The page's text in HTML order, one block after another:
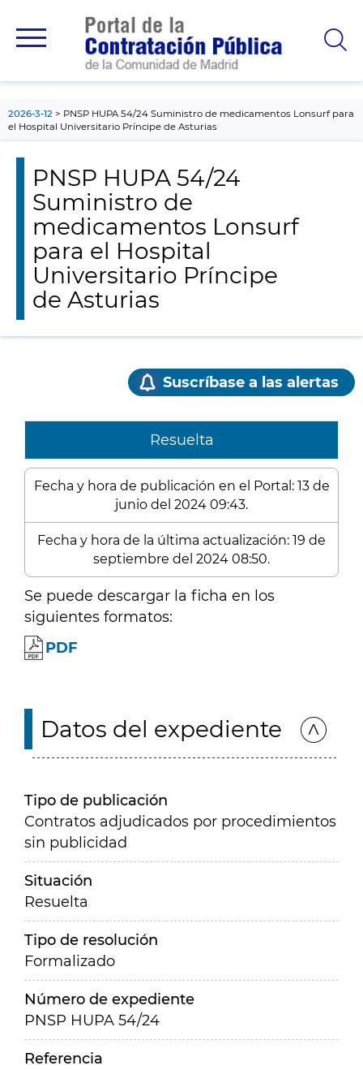
principal
2026-3-12
PNSP HUPA 54/24 Suministro de medicamentos Lonsurf para
el Hospital Universitario Príncipe de Asturias
PNSP HUPA 54/24
Suministro de
medicamentos Lonsurf
para el Hospital
Universitario Príncipe
de Asturias
Suscríbase a las alertas
Resuelta
Fecha y hora de publicación en el Portal: 13 de
junio del 2024 09:43.
Fecha y hora de la última actualización: 19 de
septiembre del 2024 08:50.
Se puede descargar la ficha en los
siguientes formatos:
PDF
Datos del expediente
Tipo de publicación
Contratos adjudicados por procedimientos
sin publicidad
Situación
Resuelta
Tipo de resolución
Formalizado
Número de expediente
PNSP HUPA 54/24
Referencia